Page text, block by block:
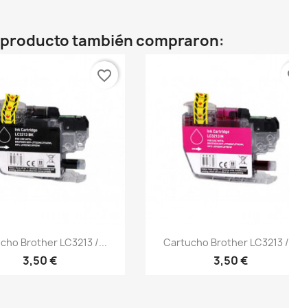
también compraron:
Vista rápida
Brother LC3213 /...
3,50 €
favorite_border
Vista rápida
Cartucho Brother LC3213
3,50 €